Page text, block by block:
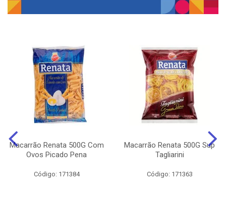
Macarrão Renata 500G Com
Ovos Picado Pena
Código: 171384
Macarrão Renata 500G Sup
Tagliarini
Código: 171363